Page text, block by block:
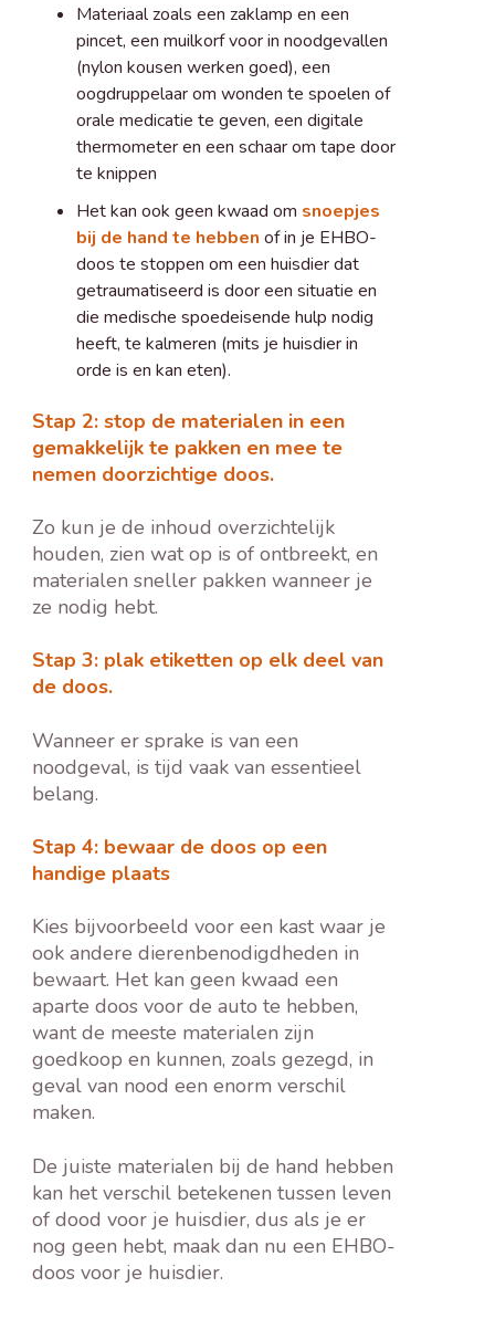
Materiaal zoals een zaklamp en een
pincet, een muilkorf voor in noodgevallen
(nylon kousen werken goed), een
oogdruppelaar om wonden te spoelen of
orale medicatie te geven, een digitale
thermometer en een schaar om tape door
te knippen
Het kan ook geen kwaad om snoepjes
bij de hand te hebben of in je EHBO-
doos te stoppen om een huisdier dat
getraumatiseerd is door een situatie en
die medische spoedeisende hulp nodig
heeft, te kalmeren (mits je huisdier in
orde is en kan eten).
Stap 2: stop de materialen in een
gemakkelijk te pakken en mee te
nemen doorzichtige doos.
Zo kun je de inhoud overzichtelijk
houden, zien wat op is of ontbreekt, en
materialen sneller pakken wanneer je
ze nodig hebt.
Stap 3: plak etiketten op elk deel van
de doos.
Wanneer er sprake is van een
noodgeval, is tijd vaak van essentieel
belang.
Stap 4: bewaar de doos op een
handige plaats
Kies bijvoorbeeld voor een kast waar je
ook andere dierenbenodigdheden in
bewaart. Het kan geen kwaad een
aparte doos voor de auto te hebben,
want de meeste materialen zijn
goedkoop en kunnen, zoals gezegd, in
geval van nood een enorm verschil
maken.
De juiste materialen bij de hand hebben
kan het verschil betekenen tussen leven
of dood voor je huisdier, dus als je er
nog geen hebt, maak dan nu een EHBO-
doos voor je huisdier.